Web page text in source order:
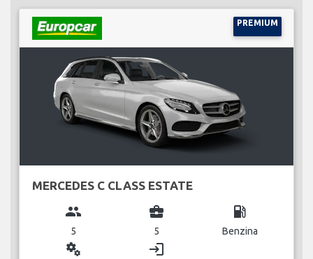
PREMIUM
MERCEDES C CLASS ESTATE
group
5
business_center
5
local_gas_station
Benzina
miscellaneous_services login